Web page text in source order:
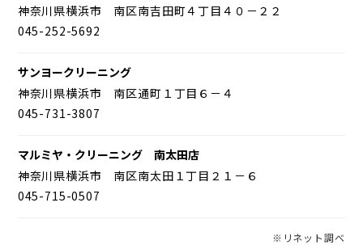
神奈川県横浜市 南区南吉田町４丁目４０－２２
045-252-5692
サンヨークリーニング
神奈川県横浜市 南区通町１丁目６－４
045-731-3807
マルミヤ・クリーニング 南太田店
神奈川県横浜市 南区南太田１丁目２１－６
045-715-0507
※リネット調べ